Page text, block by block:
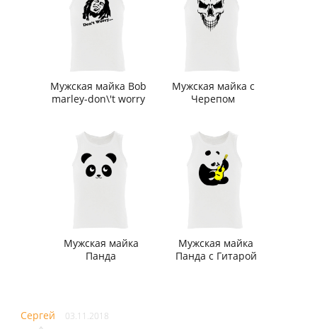
Мужская майка Bob
marley-don\'t worry
Мужская майка с
Черепом
Мужская майка
Панда
Мужская майка
Панда с Гитарой
Сергей 03.11.2018